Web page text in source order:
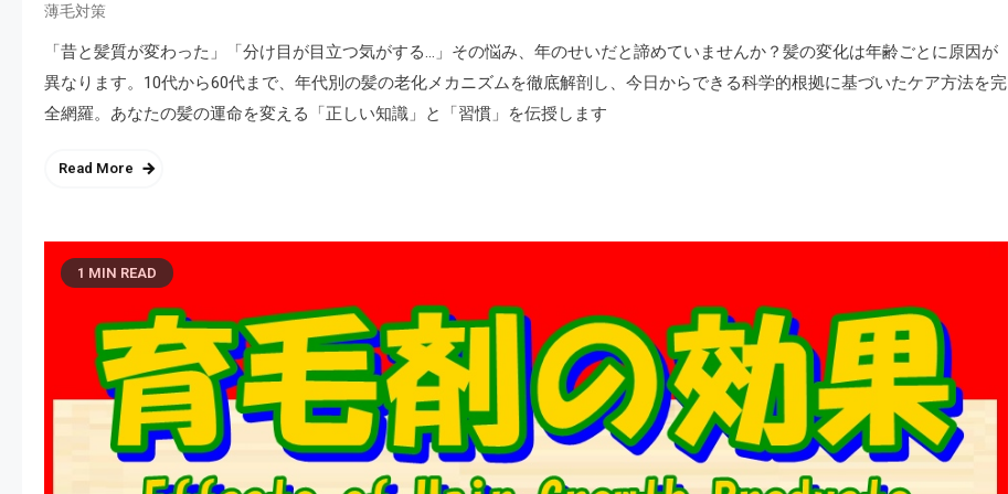
薄毛対策
「昔と髪質が変わった」「分け目が目立つ気がする…」その悩み、年のせいだと諦めていませんか？髪の変化は年齢ごとに原因が
異なります。10代から60代まで、年代別の髪の老化メカニズムを徹底解剖し、今日からできる科学的根拠に基づいたケア方法を完
全網羅。あなたの髪の運命を変える「正しい知識」と「習慣」を伝授します
Read More
1 MIN READ